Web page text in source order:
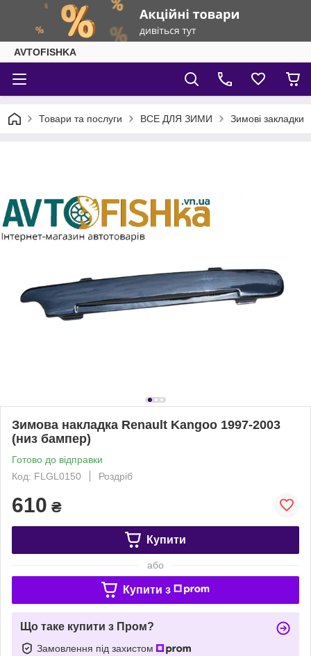
AVTOFISHKA
Товари та послуги ВСЕ ДЛЯ ЗИМИ Зимові закладки
Зимова накладка Renault Kangoo 1997-2003
(низ бампер)
Готово до відправки
Код: FLGL0150
Роздріб
610 ₴
Купити
або
Купити з
Що таке купити з Пром?
Замовлення під захистом